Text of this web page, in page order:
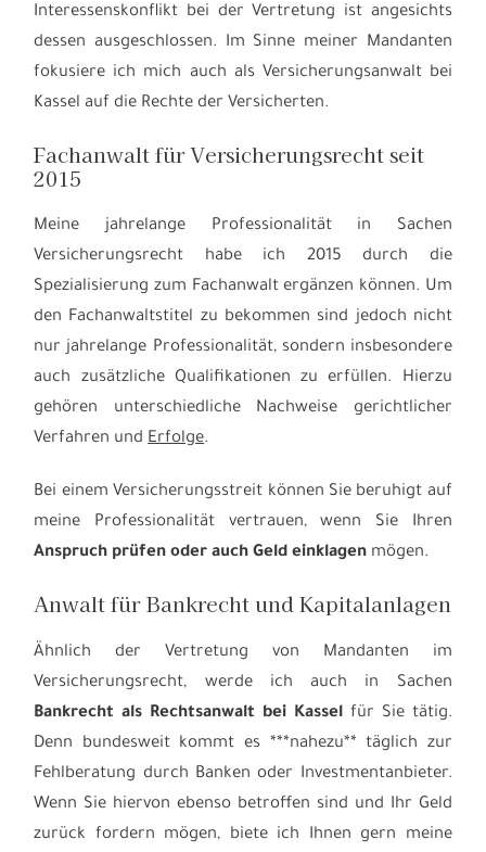
Interessenskonflikt bei der Vertretung ist angesichts
dessen ausgeschlossen. Im Sinne meiner Mandanten
fokusiere ich mich auch als Versicherungsanwalt bei
Kassel auf die Rechte der Versicherten.
Fachanwalt für Versicherungsrecht seit
2015
Meine jahrelange Professionalität in Sachen
Versicherungsrecht habe ich 2015 durch die
Spezialisierung zum Fachanwalt ergänzen können. Um
den Fachanwaltstitel zu bekommen sind jedoch nicht
nur jahrelange Professionalität, sondern insbesondere
auch zusätzliche Qualifikationen zu erfüllen. Hierzu
gehören unterschiedliche Nachweise gerichtlicher
Verfahren undErfolge.
Bei einem Versicherungsstreit können Sie beruhigt auf
meine Professionalität vertrauen, wenn Sie Ihren
Anspruch prüfen oder auch Geld einklagen mögen.
Anwalt für Bankrecht und Kapitalanlagen
Ähnlich der Vertretung von Mandanten im
Versicherungsrecht, werde ich auch in Sachen
Bankrecht als Rechtsanwalt bei Kasselfür Sie tätig.
Denn bundesweit kommt es ***nahezu** täglich zur
Fehlberatung durch Banken oder Investmentanbieter.
Wenn Sie hiervon ebenso betroffen sind und Ihr Geld
zurück fordern mögen, biete ich Ihnen gern meine